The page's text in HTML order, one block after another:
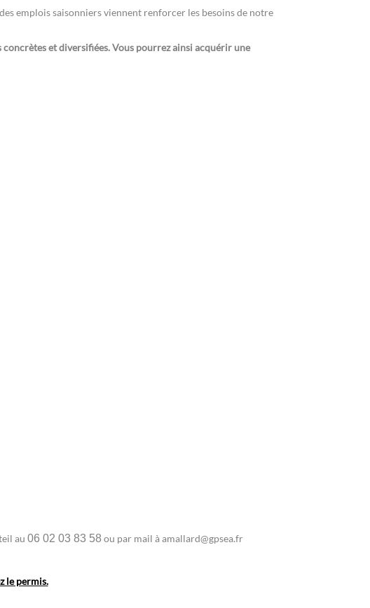
emplois saisonniers viennent renforcer les besoins de notre
et diversifiées. Vous pourrez ainsi acquérir une
au 06 02 03 83 58 ou par mail à amallard@gpsea.fr
le permis.